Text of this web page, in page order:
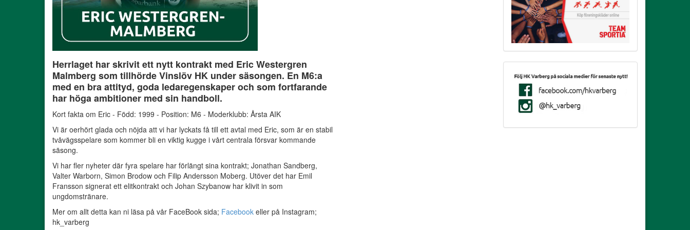
Herrlaget har skrivit ett nytt kontrakt med Eric Westergren
Malmberg som tillhörde Vinslöv HK under säsongen. En M6:a
med en bra attityd, goda ledaregenskaper och som fortfarande
har höga ambitioner med sin handboll.
Kort fakta om Eric - Född: 1999 - Position: M6 - Moderklubb: Årsta AIK
Vi är oerhört glada och nöjda att vi har lyckats få till ett avtal med Eric, som är en stabil
tvåvägsspelare som kommer bli en viktig kugge i vårt centrala försvar kommande
säsong.
Vi har fler nyheter där fyra spelare har förlängt sina kontrakt; Jonathan Sandberg,
Valter Warborn, Simon Brodow och Filip Andersson Moberg. Utöver det har Emil
Fransson signerat ett elitkontrakt och Johan Szybanow har klivit in som
ungdomstränare.
Mer om allt detta kan ni läsa på vår FaceBook sida; Facebook eller på Instagram;
hk_varberg